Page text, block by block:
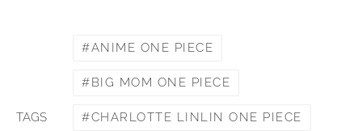
TAGS
ANIME ONE PIECE
BIG MOM ONE PIECE
CHARLOTTE LINLIN ONE PIECE